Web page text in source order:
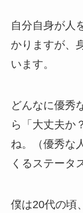
自分自身が人
かりますが、
います。
どんなに優秀
ら「大丈夫か
ね。（優秀な
くるステータ
僕は20代の頃